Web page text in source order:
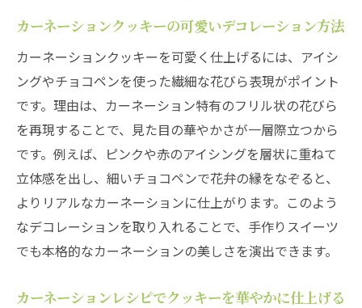
カーネーションクッキーの可愛いデコレーション方法
カーネーションクッキーを可愛く仕上げるには、アイシ
ングやチョコペンを使った繊細な花びら表現がポイント
です。理由は、カーネーション特有のフリル状の花びら
を再現することで、見た目の華やかさが一層際立つから
です。例えば、ピンクや赤のアイシングを層状に重ねて
立体感を出し、細いチョコペンで花弁の縁をなぞると、
よりリアルなカーネーションに仕上がります。このよう
なデコレーションを取り入れることで、手作りスイーツ
でも本格的なカーネーションの美しさを演出できます。
カーネーションレシピでクッキーを華やかに仕上げる